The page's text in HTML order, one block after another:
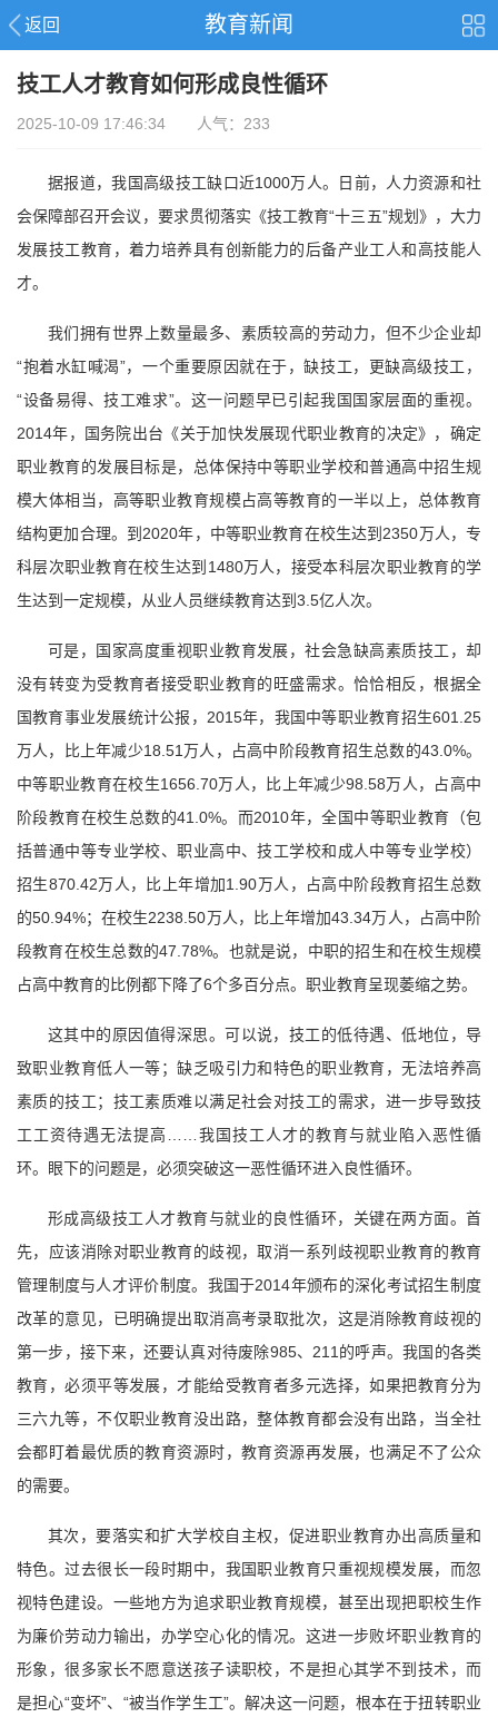
返回 教育新闻
技工人才教育如何形成良性循环
2025-10-09 17:46:34 人气：233
据报道，我国高级技工缺口近1000万人。日前，人力资源和社
会保障部召开会议，要求贯彻落实《技工教育“十三五”规划》，大力
发展技工教育，着力培养具有创新能力的后备产业工人和高技能人
才。
我们拥有世界上数量最多、素质较高的劳动力，但不少企业却
“抱着水缸喊渴”，一个重要原因就在于，缺技工，更缺高级技工，
“设备易得、技工难求”。这一问题早已引起我国国家层面的重视。
2014年，国务院出台《关于加快发展现代职业教育的决定》，确定
职业教育的发展目标是，总体保持中等职业学校和普通高中招生规
模大体相当，高等职业教育规模占高等教育的一半以上，总体教育
结构更加合理。到2020年，中等职业教育在校生达到2350万人，专
科层次职业教育在校生达到1480万人，接受本科层次职业教育的学
生达到一定规模，从业人员继续教育达到3.5亿人次。
可是，国家高度重视职业教育发展，社会急缺高素质技工，却
没有转变为受教育者接受职业教育的旺盛需求。恰恰相反，根据全
国教育事业发展统计公报，2015年，我国中等职业教育招生601.25
万人，比上年减少18.51万人，占高中阶段教育招生总数的43.0%。
中等职业教育在校生1656.70万人，比上年减少98.58万人，占高中
阶段教育在校生总数的41.0%。而2010年，全国中等职业教育（包
括普通中等专业学校、职业高中、技工学校和成人中等专业学校）
招生870.42万人，比上年增加1.90万人，占高中阶段教育招生总数
的50.94%；在校生2238.50万人，比上年增加43.34万人，占高中阶
段教育在校生总数的47.78%。也就是说，中职的招生和在校生规模
占高中教育的比例都下降了6个多百分点。职业教育呈现萎缩之势。
这其中的原因值得深思。可以说，技工的低待遇、低地位，导
致职业教育低人一等；缺乏吸引力和特色的职业教育，无法培养高
素质的技工；技工素质难以满足社会对技工的需求，进一步导致技
工工资待遇无法提高……我国技工人才的教育与就业陷入恶性循
环。眼下的问题是，必须突破这一恶性循环进入良性循环。
形成高级技工人才教育与就业的良性循环，关键在两方面。首
先，应该消除对职业教育的歧视，取消一系列歧视职业教育的教育
管理制度与人才评价制度。我国于2014年颁布的深化考试招生制度
改革的意见，已明确提出取消高考录取批次，这是消除教育歧视的
第一步，接下来，还要认真对待废除985、211的呼声。我国的各类
教育，必须平等发展，才能给受教育者多元选择，如果把教育分为
三六九等，不仅职业教育没出路，整体教育都会没有出路，当全社
会都盯着最优质的教育资源时，教育资源再发展，也满足不了公众
的需要。
其次，要落实和扩大学校自主权，促进职业教育办出高质量和
特色。过去很长一段时期中，我国职业教育只重视规模发展，而忽
视特色建设。一些地方为追求职业教育规模，甚至出现把职校生作
为廉价劳动力输出，办学空心化的情况。这进一步败坏职业教育的
形象，很多家长不愿意送孩子读职校，不是担心其学不到技术，而
是担心“变坏”、“被当作学生工”。解决这一问题，根本在于扭转职业